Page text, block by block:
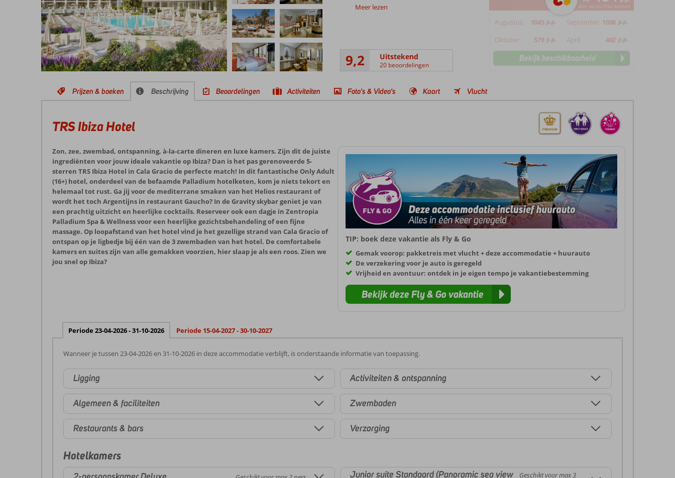
Meer lezen
9,2 Uitstekend
20 beoordelingen
*incl. alle verplichte kosten
Augustus 1045 p.p. September 1088 p.p.
Oktober 579 p.p. April 462 p.p.
Bekijk beschikbaarheid
Prijzen & boeken Beschrijving Beoordelingen Activiteiten Foto's & Video's Kaart Vlucht
TRS Ibiza Hotel
Zon, zee, zwembad, ontspanning, à-la-carte dineren en luxe kamers. Zijn dit de juiste
ingrediënten voor jouw ideale vakantie op Ibiza? Dan is het pas gerenoveerde 5-
sterren TRS Ibiza Hotel in Cala Gracio de perfecte match! In dit fantastische Only Adult
(16+) hotel, onderdeel van de befaamde Palladium hotelketen, kom je niets tekort en
helemaal tot rust. Ga jij voor de mediterrane smaken van het Helios restaurant of
wordt het toch Argentijns in restaurant Gaucho? In de Gravity skybar geniet je van
een prachtig uitzicht en heerlijke cocktails. Reserveer ook een dagje in Zentropia
Palladium Spa & Wellness voor een heerlijke gezichtsbehandeling of een fijne
massage. Op loopafstand van het hotel vind je het gezellige strand van Cala Gracio of
ontspan op je ligbedje bij één van de 3 zwembaden van het hotel. De comfortabele
kamers en suites zijn van alle gemakken voorzien, hier slaap je als een roos. Zien we
jou snel op Ibiza?
TIP: boek deze vakantie als Fly & Go
Gemak voorop: pakketreis met vlucht + deze accommodatie + huurauto
De verzekering voor je auto is geregeld
Vrijheid en avontuur: ontdek in je eigen tempo je vakantiebestemming
Bekijk deze Fly & Go vakantie
Periode 23-04-2026 - 31-10-2026 Periode 15-04-2027 - 30-10-2027
Wanneer je tussen 23-04-2026 en 31-10-2026 in deze accommodatie verblijft, is onderstaande informatie van toepassing.
Ligging
Algemeen & faciliteiten
Restaurants & bars
Activiteiten & ontspanning
Zwembaden
Verzorging
Hotelkamers
Junior suite Standaard (Panoramic sea view
Geschikt voor max 3